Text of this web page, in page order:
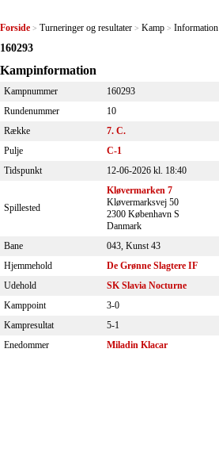
Forside > Turneringer og resultater > Kamp > Information
160293
Kampinformation
Kampnummer
160293
Rundenummer
10
Række
7. C.
Pulje
C-1
Tidspunkt
12-06-2026 kl. 18:40
Spillested
Kløvermarken 7
Kløvermarksvej 50
2300 København S
Danmark
Bane
043, Kunst 43
Hjemmehold
De Grønne Slagtere IF
Udehold
SK Slavia Nocturne
Kamppoint
3-0
Kampresultat
5-1
Enedommer
Miladin Klacar